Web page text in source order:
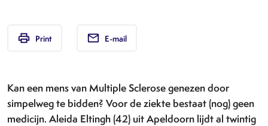
print Print email E-mail
Kan een mens van Multiple Sclerose genezen door
simpelweg te bidden? Voor de ziekte bestaat (nog) geen
medicijn. Aleida Eltingh (42) uit Apeldoorn lijdt al twintig